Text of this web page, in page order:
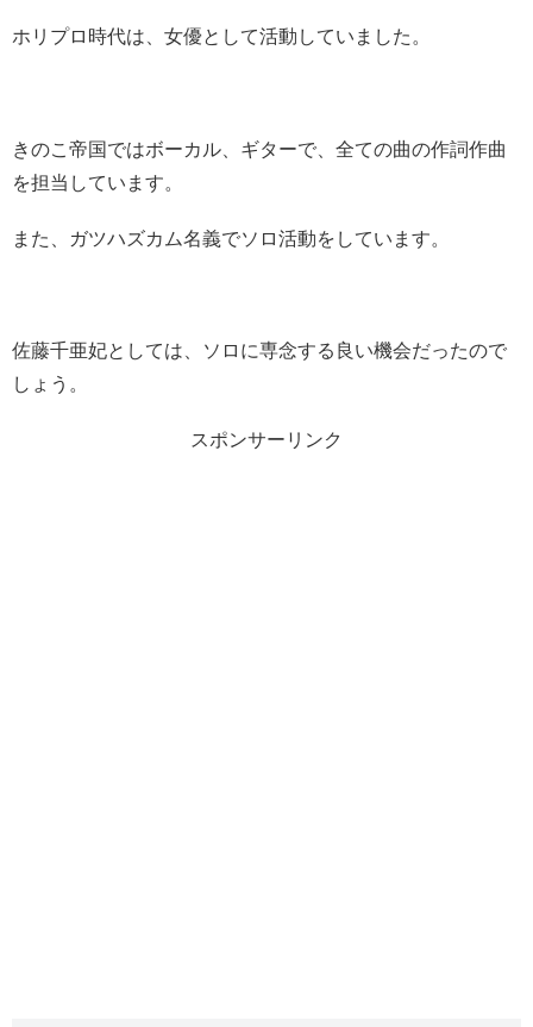
ホリプロ時代は、女優として活動していました。
きのこ帝国ではボーカル、ギターで、全ての曲の作詞作曲
を担当しています。
また、ガツハズカム名義でソロ活動をしています。
佐藤千亜妃としては、ソロに専念する良い機会だったので
しょう。
スポンサーリンク